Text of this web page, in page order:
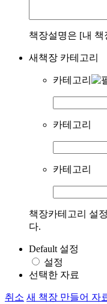
책장설명은 [내
새책장 카테고리
카테고리
카테고리
카테고리
책장카테고리 설
다.
Default 설정
설정
선택한 자료
취소 새 책장 만들어 자